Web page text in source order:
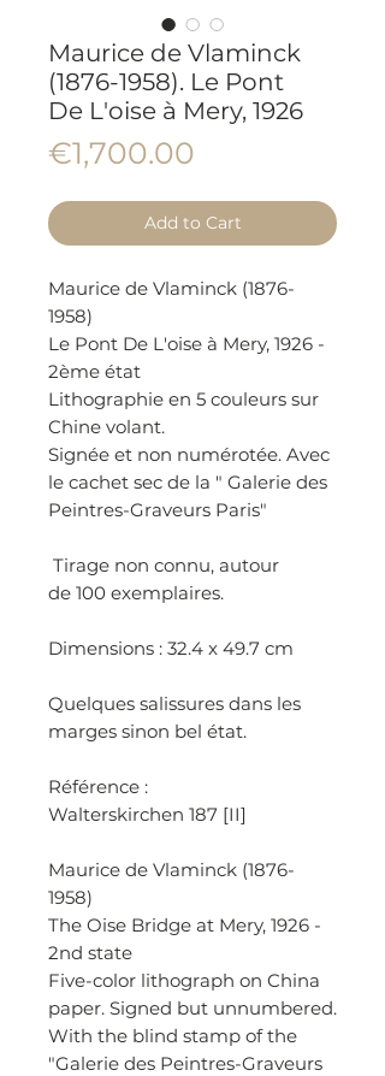
Maurice de Vlaminck
(1876-1958). Le Pont
De L'oise à Mery, 1926
€1,700.00
Add to Cart
Maurice de Vlaminck (1876-
1958)
Le Pont De L'oise à Mery, 1926 -
2ème état
Lithographie en 5 couleurs sur
Chine volant.
Signée et non numérotée. Avec
le cachet sec de la " Galerie des
Peintres-Graveurs Paris"
Tirage non connu, autour
de 100 exemplaires.
Dimensions : 32.4 x 49.7 cm
Quelques salissures dans les
marges sinon bel état.
Référence :
Walterskirchen 187 [II]
Maurice de Vlaminck (1876-
1958)
The Oise Bridge at Mery, 1926 -
2nd state
Five-color lithograph on China
paper. Signed but unnumbered.
With the blind stamp of the
"Galerie des Peintres-Graveurs